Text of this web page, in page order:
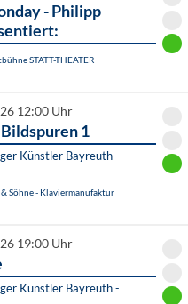
- Philipp
STATT-THEATER
12:00 Uhr
1
Künstler Bayreuth -
Söhne - Klaviermanufaktur
19:00 Uhr
Künstler Bayreuth -